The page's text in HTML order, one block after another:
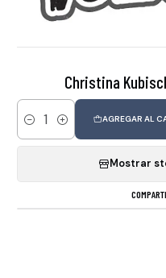
Christina
Cantidad
AGREGAR AL
Mostrar